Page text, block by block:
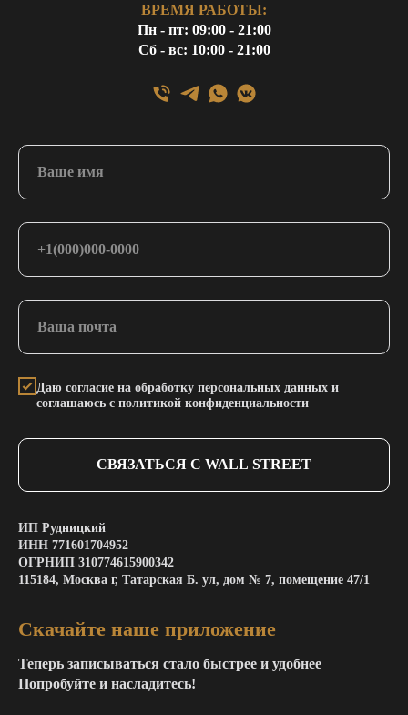
ВРЕМЯ РАБОТЫ:
Пн - пт: 09:00 - 21:00
Сб - вс: 10:00 - 21:00
Даю согласие на обработку персональных данных и
соглашаюсь с политикой конфиденциальности
СВЯЗАТЬСЯ С WALL STREET
ИП Рудницкий
ИНН 771601704952
ОГРНИП 310774615900342
115184, Москва г, Татарская Б. ул, дом № 7, помещение 47/1
Скачайте наше приложение
Теперь записываться стало быстрее и удобнее
Попробуйте и насладитесь!